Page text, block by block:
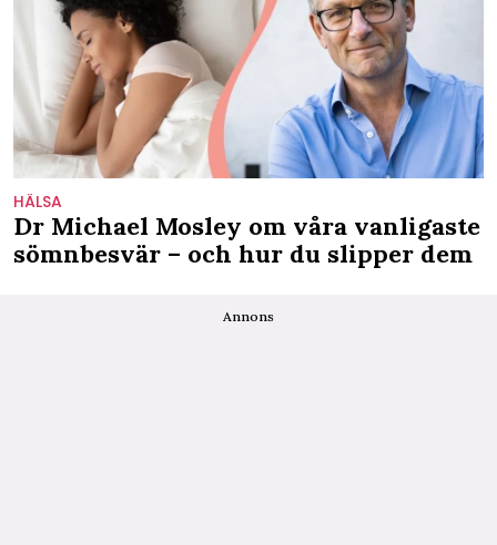
HÄLSA
Dr Michael Mosley om våra vanligaste
sömnbesvär – och hur du slipper dem
Annons